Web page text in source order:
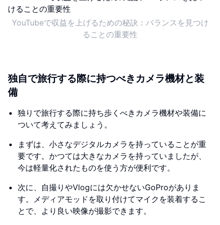
YouTubeで収益を上げるための秘訣：バランスを見つけ
ることの重要性
独自で旅行する際に持つべきカメラ機材と装
備
独りで旅行する際に持ち歩くべきカメラ機材や装備に
ついて考えてみましょう。
まずは、小さなデジタルカメラを持っていることが重
要です。かつては大きなカメラを持っていましたが、
今は軽量化されたものを使う方が便利です。
次に、自撮りやVlogには欠かせないGoProがありま
す。メディアモッドを取り付けてマイクを装着するこ
とで、より良い映像が撮影できます。